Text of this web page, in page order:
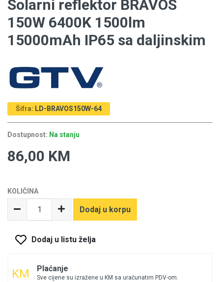
Solarni reflektor BRAVOS
150W 6400K 1500lm
15000mAh IP65 sa daljinskim
Šifra: LD-BRAVOS150W-64
Dostupnost: Na stanju
86,00 KM
KOLIČINA
Dodaj u korpu
Dodaj u listu želja
Plaćanje
Sve cijene su izražene u KM sa uračunatim PDV-om.